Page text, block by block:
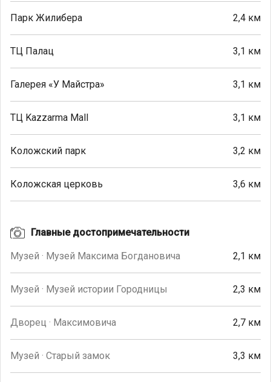
Парк Жилибера 2,4 км
ТЦ Палац 3,1 км
Галерея «У Майстра» 3,1 км
ТЦ Kazzarma Mall 3,1 км
Коложский парк 3,2 км
Коложская церковь 3,6 км
Главные достопримечательности
Музей · Музей Максима Богдановича 2,1 км
Музей · Музей истории Городницы 2,3 км
Дворец · Максимовича 2,7 км
Музей · Старый замок 3,3 км